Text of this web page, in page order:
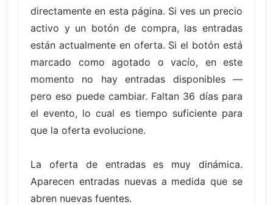
directamente en esta página. Si ves un precio
activo y un botón de compra, las entradas
están actualmente en oferta. Si el botón está
marcado como agotado o vacío, en este
momento no hay entradas disponibles —
pero eso puede cambiar. Faltan 36 días para
el evento, lo cual es tiempo suficiente para
que la oferta evolucione.
La oferta de entradas es muy dinámica.
Aparecen entradas nuevas a medida que se
abren nuevas fuentes.